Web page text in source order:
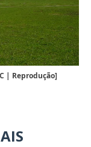
| Reprodução]